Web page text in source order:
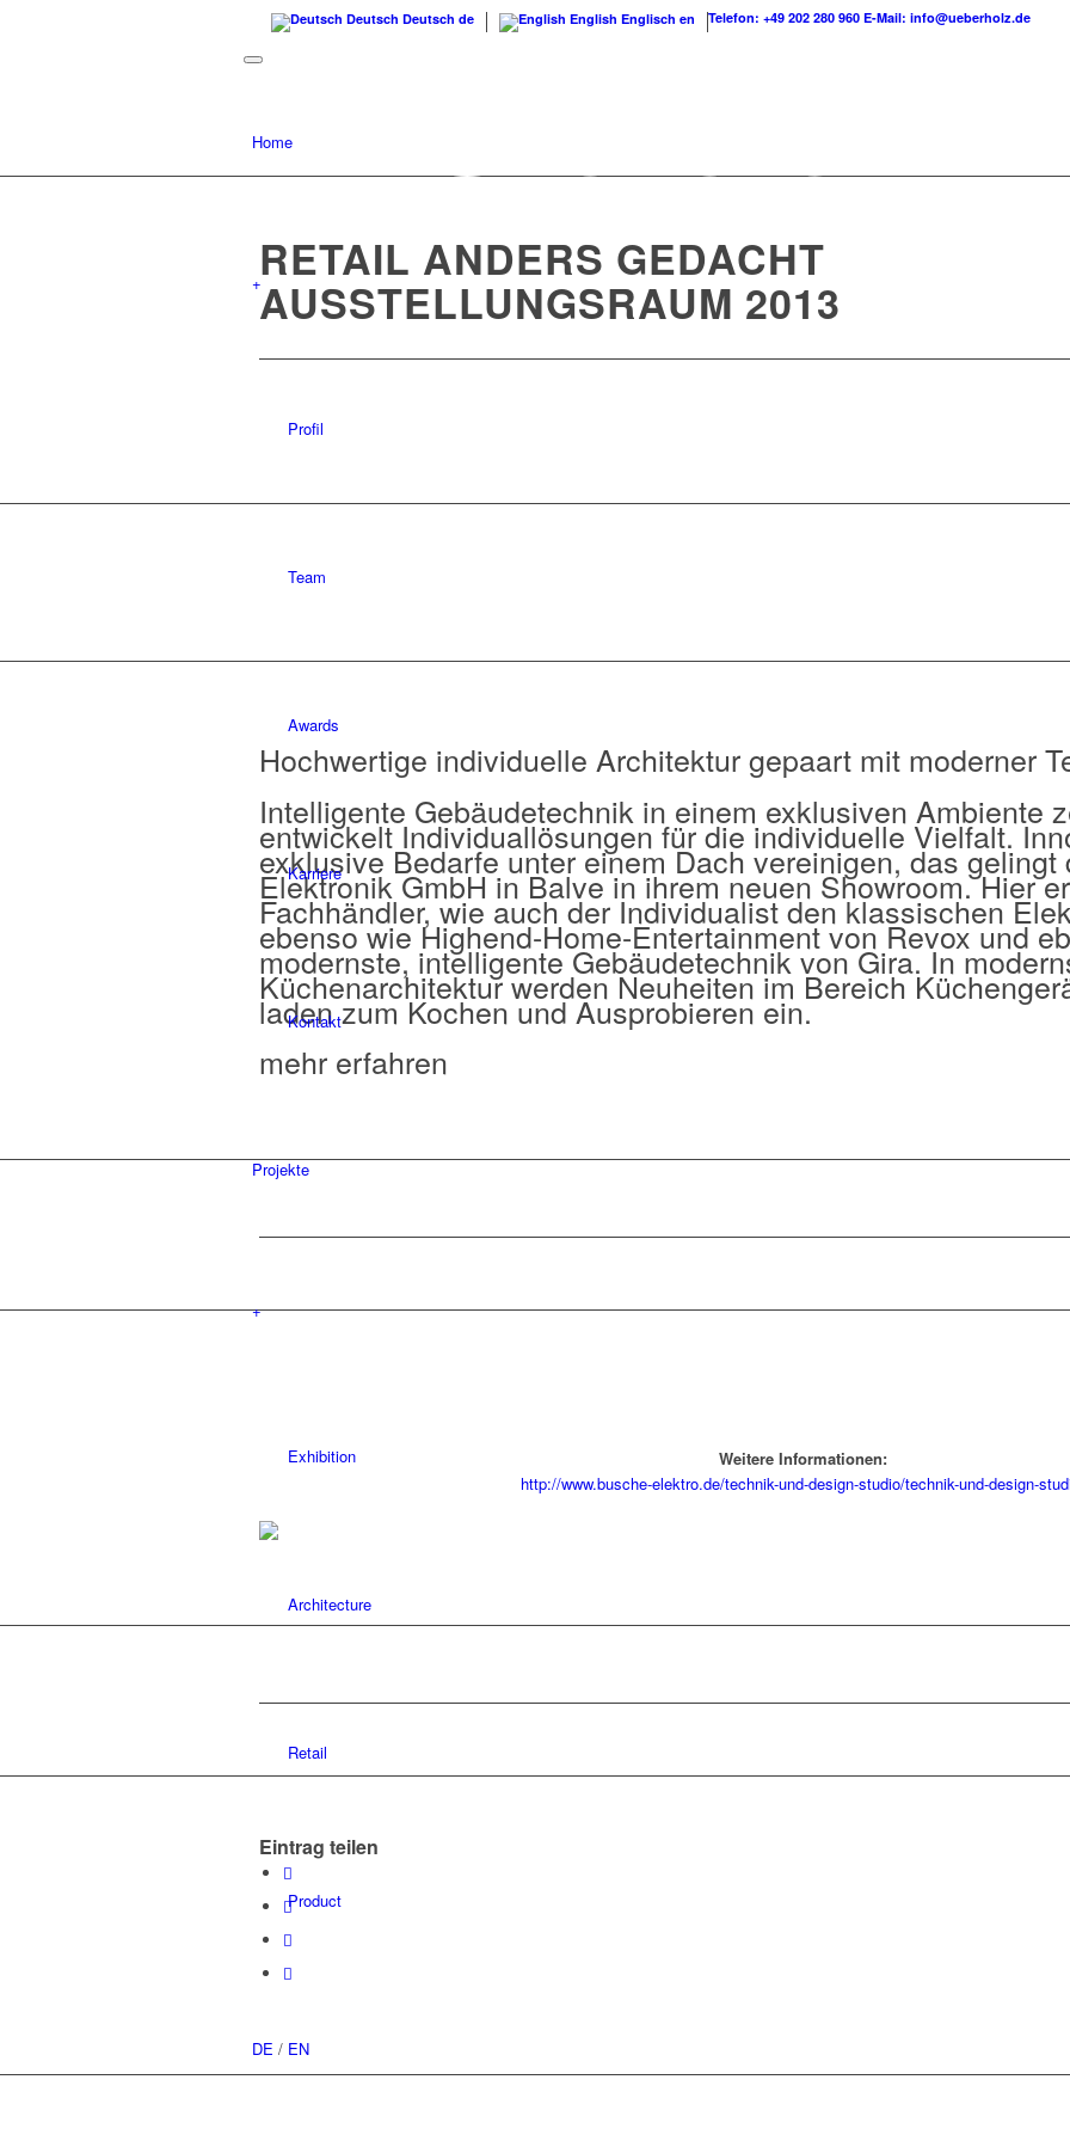
Deutsch Deutsch de English Englisch en Telefon: +49 202 280 960 E-Mail: info@ueberholz.de
Home
+
Profil
Team
Awards
Karriere
Kontakt
Projekte
+
Exhibition
Architecture
Retail
Product
DE / EN
RETAIL ANDERS GEDACHT
AUSSTELLUNGSRAUM 2013
Hochwertige individuelle Architektur gepaart mit moderner
Intelligente Gebäudetechnik in einem exklusiven Ambiente
entwickelt Individuallösungen für die individuelle Vielfalt.
exklusive Bedarfe unter einem Dach vereinigen, das gelingt
Elektronik GmbH in Balve in ihrem neuen Showroom. Hier
Fachhändler, wie auch der Individualist den klassischen
ebenso wie Highend-Home-Entertainment von Revox und
modernste, intelligente Gebäudetechnik von Gira. In
Küchenarchitektur werden Neuheiten im Bereich
laden zum Kochen und Ausprobieren ein.
mehr erfahren
Weitere Informationen:
http://www.busche-elektro.de/technik-und-design-studio/technik-und-design-
Eintrag teilen